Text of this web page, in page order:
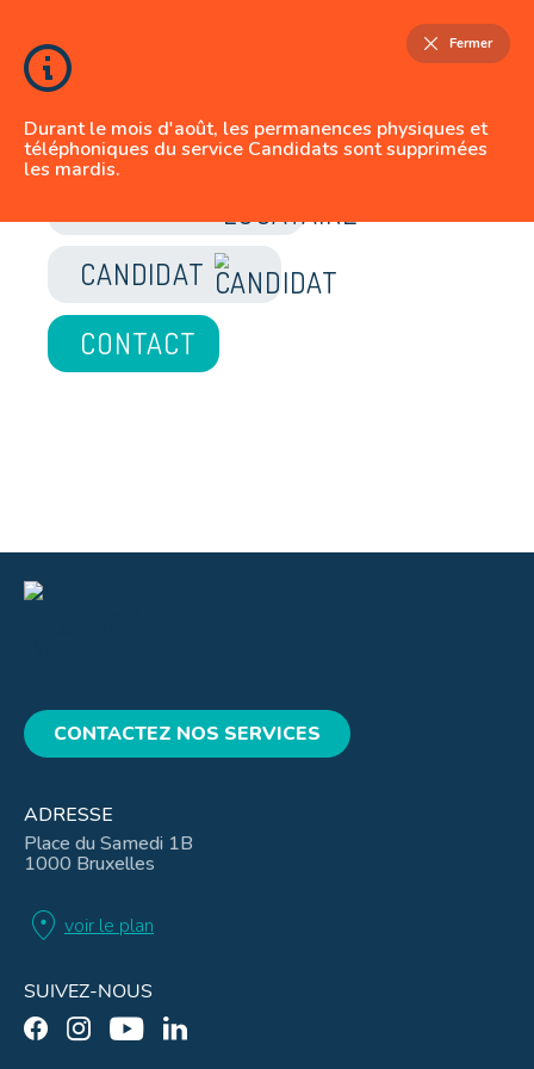
Durant le mois d'août, les permanences physiques et
téléphoniques du service Candidats sont supprimées
les mardis.
Fermer
JE SUIS
LOCATAIRE
CANDIDAT
CONTACTEZ NOS SERVICES
ADRESSE
Place du Samedi 1B
1000 Bruxelles
location_on voir le plan
SUIVEZ-NOUS